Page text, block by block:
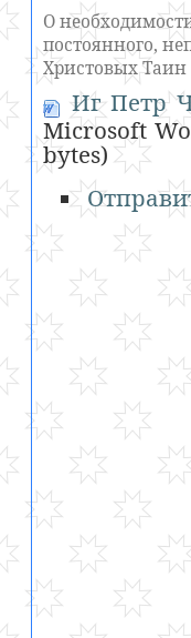
О
постоянного,
Христовых Таин
Иг Петр
Microsoft
bytes)